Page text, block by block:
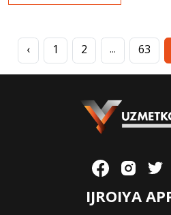
‹ 1 2 ... 63
IJROIYA